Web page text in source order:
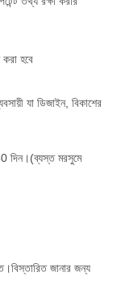
হবে
যা ডিজাইন, বিকাশের
দিন।(ব্যস্ত মরসুমে
জানার জন্য